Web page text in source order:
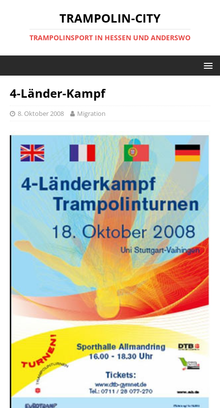
TRAMPOLIN-CITY
TRAMPOLINSPORT IN HESSEN UND ANDERSWO
4-Länder-Kampf
8. Oktober 2008 Migration